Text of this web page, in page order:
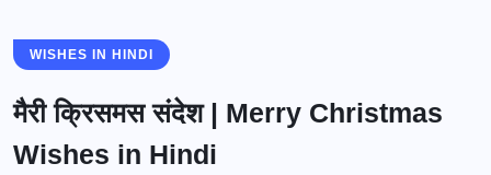
WISHES IN HINDI
मैरी क्रिसमस संदेश | Merry Christmas
Wishes in Hindi